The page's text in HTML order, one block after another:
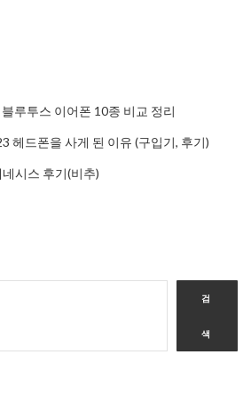
루투스 이어폰 10종 비교 정리
헤드폰을 사게 된 이유 (구입기, 후기)
시스 후기(비추)
검
색